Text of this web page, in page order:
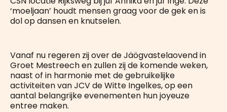
‘moeljaan’ houdt mensen graag voor de gek en is
dol op dansen en knutselen.
Vanaf nu regeren zij over de Jäögvastelaovend in
Groet Mestreech en zullen zij de komende weken,
naast of in harmonie met de gebruikelijke
activiteiten van JCV de Witte Ingelkes, op een
aantal belangrijke evenementen hun joyeuze
entree maken.